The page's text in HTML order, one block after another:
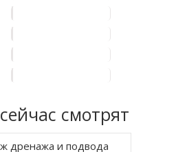
сейчас смотрят